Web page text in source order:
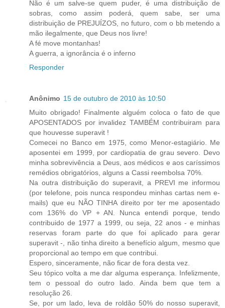
Não é um salve-se quem puder, é uma distribuição de
sobras, como assim poderá, quem sabe, ser uma
distribuição de PREJUÍZOS, no futuro, com o bb metendo a
mão ilegalmente, que Deus nos livre!
A fé move montanhas!
A guerra, a ignorância é o inferno
Responder
Anônimo 15 de outubro de 2010 às 10:50
Muito obrigado! Finalmente alguém coloca o fato de que
APOSENTADOS por invalidez TAMBÉM contribuiram para
que houvesse superavit !
Comecei no Banco em 1975, como Menor-estagiário. Me
aposentei em 1999, por cardiopatia de grau severo. Devo
minha sobrevivência a Deus, aos médicos e aos caríssimos
remédios obrigatórios, alguns a Cassi reembolsa 70%.
Na outra distribuição do superavit, a PREVI me informou
(por telefone, pois nunca respondeu minhas cartas nem e-
mails) que eu NÃO TINHA direito por ter me aposentado
com 136% do VP + AN. Nunca entendi porque, tendo
contribuido de 1977 a 1999, ou seja, 22 anos - e minhas
reservas foram parte do que foi aplicado para gerar
superavit -, não tinha direito a benefício algum, mesmo que
proporcional ao tempo em que contribui.
Espero, sinceramente, não ficar de fora desta vez.
Seu tópico volta a me dar alguma esperança. Infelizmente,
tem o pessoal do outro lado. Ainda bem que tem a
resolução 26.
Se, por um lado, leva de roldão 50% do nosso superavit,